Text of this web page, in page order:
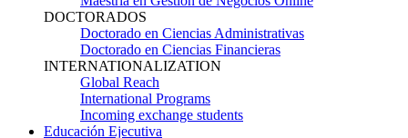
DOCTORADOS
Doctorado en Ciencias Administrativas
Doctorado en Ciencias Financieras
INTERNATIONALIZATION
Global Reach
International Programs
Incoming exchange students
Educación Ejecutiva